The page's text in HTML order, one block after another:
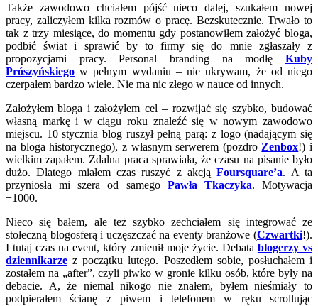
Także zawodowo chciałem pójść nieco dalej, szukałem nowej
pracy, zaliczyłem kilka rozmów o pracę. Bezskutecznie. Trwało to
tak z trzy miesiące, do momentu gdy postanowiłem założyć bloga,
podbić świat i sprawić by to firmy się do mnie zgłaszały z
propozycjami pracy. Personal branding na modłę Kuby
Prószyńskiego w pełnym wydaniu – nie ukrywam, że od niego
czerpałem bardzo wiele. Nie ma nic złego w nauce od innych.
Założyłem bloga i założyłem cel – rozwijać się szybko, budować
własną markę i w ciągu roku znaleźć się w nowym zawodowo
miejscu. 10 stycznia blog ruszył pełną parą: z logo (nadającym się
na bloga historycznego), z własnym serwerem (pozdro Zenbox!) i
wielkim zapałem. Zdalna praca sprawiała, że czasu na pisanie było
dużo. Dlatego miałem czas ruszyć z akcjąFoursquare’a. A ta
przyniosła mi szera od samego Pawła Tkaczyka. Motywacja
+1000.
Nieco się bałem, ale też szybko zechciałem się integrować ze
stołeczną blogosferą i uczęszczać na eventy branżowe (Czwartki!).
I tutaj czas na event, który zmienił moje życie. Debata blogerzy vs
dziennikarze z początku lutego. Poszedłem sobie, posłuchałem i
zostałem na „after”, czyli piwko w gronie kilku osób, które były na
debacie. A, że niemal nikogo nie znałem, byłem nieśmiały to
podpierałem ścianę z piwem i telefonem w ręku scrollując